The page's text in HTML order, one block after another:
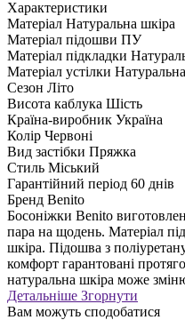
Характеристики
Матеріал Натуральна шкіра
Матеріал підошви ПУ
Матеріал підкладки
Матеріал устілки
Сезон Літо
Висота каблука Шість
Країна-виробник Україна
Колір Червоні
Вид застібки Пряжка
Стиль Міський
Гарантійний період 60 днів
Бренд Benito
Босоніжки Benito
пара на щодень. Матеріал
шкіра. Підошва з
комфорт гарантовані
натуральна шкіра може
Детальніше Згорнути
Вам можуть сподобатися